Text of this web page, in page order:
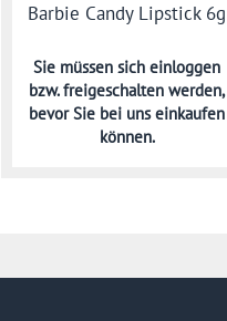
Barbie Candy Lipstick 6g
Sie müssen sicheinloggen
bzw. freigeschalten werden,
bevor Sie bei uns einkaufen
können.